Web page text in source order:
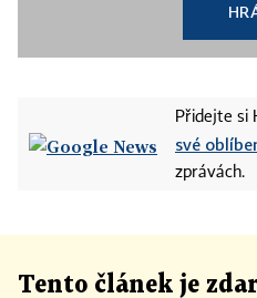
Přidejte si
své
zprávách.
Tento článek je